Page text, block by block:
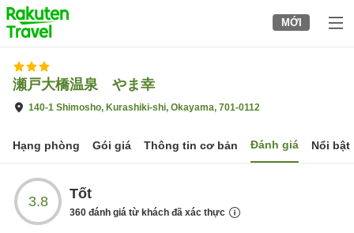
to
top
page
MỚI
瀬戸大橋温泉 やま幸
140-1 Shimosho, Kurashiki-shi, Okayama, 701-0112
Hạng phòng Gói giá Thông tin cơ bản Đánh giá Nổi bật
3.8 Tốt
360 đánh giá từ khách đã xác thực